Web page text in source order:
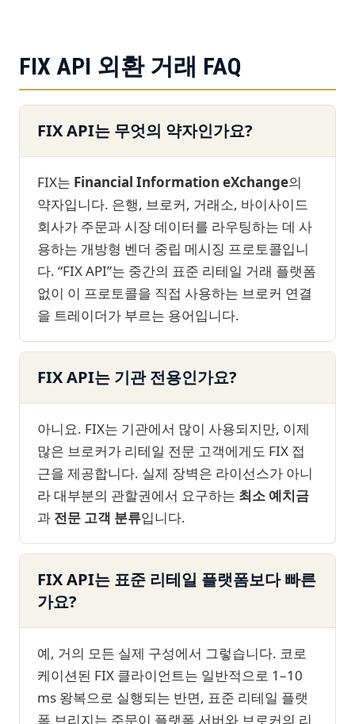
FIX API 외환 거래 FAQ
FIX API는 무엇의 약자인가요?
FIX는 Financial Information eXchange의
약자입니다. 은행, 브로커, 거래소, 바이사이드
회사가 주문과 시장 데이터를 라우팅하는 데 사
용하는 개방형 벤더 중립 메시징 프로토콜입니
다. “FIX API”는 중간의 표준 리테일 거래 플랫폼
없이 이 프로토콜을 직접 사용하는 브로커 연결
을 트레이더가 부르는 용어입니다.
FIX API는 기관 전용인가요?
아니요. FIX는 기관에서 많이 사용되지만, 이제
많은 브로커가 리테일 전문 고객에게도 FIX 접
근을 제공합니다. 실제 장벽은 라이선스가 아니
라 대부분의 관할권에서 요구하는 최소 예치금
과 전문 고객 분류입니다.
FIX API는 표준 리테일 플랫폼보다 빠른
가요?
예, 거의 모든 실제 구성에서 그렇습니다. 코로
케이션된 FIX 클라이언트는 일반적으로 1–10
ms 왕복으로 실행되는 반면, 표준 리테일 플랫
폼 브리지는 주문이 플랫폼 서버와 브로커의 리